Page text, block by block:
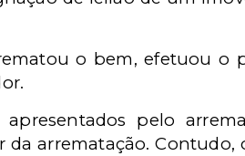
o bem, efetuou o
pelo
arrematação. Contudo,